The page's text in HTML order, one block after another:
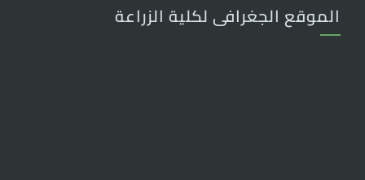
الموقع الجغرافى لكلية الزراعة